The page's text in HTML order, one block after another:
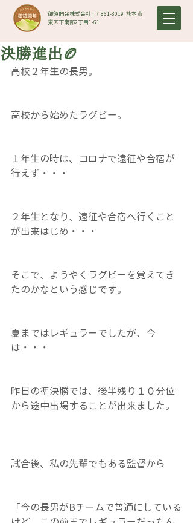
御領開発株式会社 | 〒861-8019​ 熊本市
東区下南部2丁目1-61
決勝進出🏉
高校２年生の長男。
高校から始めたラグビー。
１年生の時は、コロナで遠征や合宿が
行えず・・・
２年生となり、遠征や合宿へ行くこと
が出来はじめ・・・
そこで、ようやくラグビーを覚えてき
たのかなという感じです。
夏まではレギュラーでしたが、今
は・・・
昨日の準決勝では、後半残り１０分位
から途中出場することが出来ました。
試合後、私の先輩でもある監督から
「今の長男がBチームで普通にしている